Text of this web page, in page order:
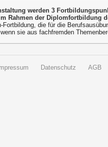
werden 3
Rahmen der Diplomfortbildung
Fortbildung, die für die
sie aus fachfremden
Datenschutz AGB